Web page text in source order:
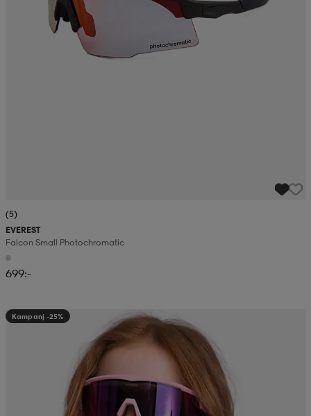
(5)
EVEREST
Falcon Small Photochromatic
699:-
Kampanj -25%